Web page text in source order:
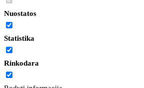
Nuostatos
Statistika
Rinkodara